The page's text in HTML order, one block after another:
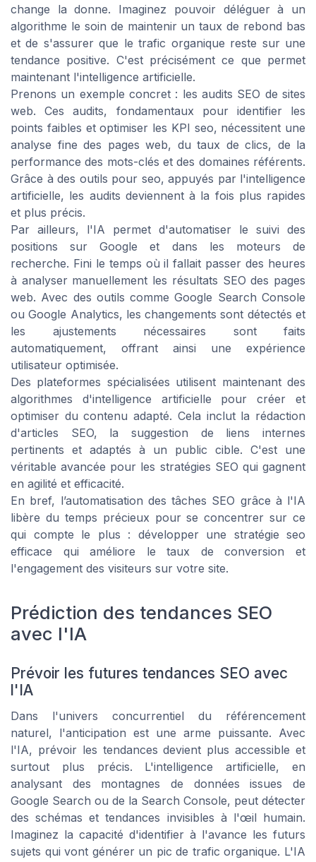
change la donne. Imaginez pouvoir déléguer à un
algorithme le soin de maintenir un taux de rebond bas
et de s'assurer que le trafic organique reste sur une
tendance positive. C'est précisément ce que permet
maintenant l'intelligence artificielle.
Prenons un exemple concret : les audits SEO de sites
web. Ces audits, fondamentaux pour identifier les
points faibles et optimiser les KPI seo, nécessitent une
analyse fine des pages web, du taux de clics, de la
performance des mots-clés et des domaines référents.
Grâce à des outils pour seo, appuyés par l'intelligence
artificielle, les audits deviennent à la fois plus rapides
et plus précis.
Par ailleurs, l'IA permet d'automatiser le suivi des
positions sur Google et dans les moteurs de
recherche. Fini le temps où il fallait passer des heures
à analyser manuellement les résultats SEO des pages
web. Avec des outils comme Google Search Console
ou Google Analytics, les changements sont détectés et
les ajustements nécessaires sont faits
automatiquement, offrant ainsi une expérience
utilisateur optimisée.
Des plateformes spécialisées utilisent maintenant des
algorithmes d'intelligence artificielle pour créer et
optimiser du contenu adapté. Cela inclut la rédaction
d'articles SEO, la suggestion de liens internes
pertinents et adaptés à un public cible. C'est une
véritable avancée pour les stratégies SEO qui gagnent
en agilité et efficacité.
En bref, l’automatisation des tâches SEO grâce à l'IA
libère du temps précieux pour se concentrer sur ce
qui compte le plus : développer une stratégie seo
efficace qui améliore le taux de conversion et
l'engagement des visiteurs sur votre site.
Prédiction des tendances SEO
avec l'IA
Prévoir les futures tendances SEO avec
l'IA
Dans l'univers concurrentiel du référencement
naturel, l'anticipation est une arme puissante. Avec
l'IA, prévoir les tendances devient plus accessible et
surtout plus précis. L'intelligence artificielle, en
analysant des montagnes de données issues de
Google Search ou de la Search Console, peut détecter
des schémas et tendances invisibles à l'œil humain.
Imaginez la capacité d'identifier à l'avance les futurs
sujets qui vont générer un pic de trafic organique. L'IA